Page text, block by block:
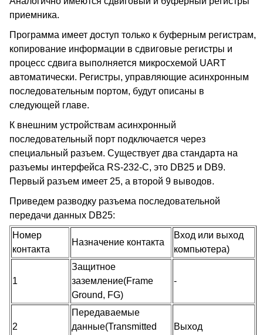
приемника.
Программа имеет доступ только к буферным регистрам,
копирование информации в сдвиговые регистры и
процесс сдвига выполняется микросхемой UART
автоматически. Регистры, управляющие асинхронным
последовательным портом, будут описаны в
следующей главе.
К внешним устройствам асинхронный
последовательный порт подключается через
специальный разъем. Существует два стандарта на
разъемы интерфейса RS-232-C, это DB25 и DB9.
Первый разъем имеет 25, а второй 9 выводов.
Приведем разводку разъема последовательной
передачи данных DB25:
Номер
контакта
Назначение контакта
Вход или выход
компьютера)
1
Защитное
заземление(Frame
Ground, FG)
-
2
Передаваемые
данные(Transmitted
Выход